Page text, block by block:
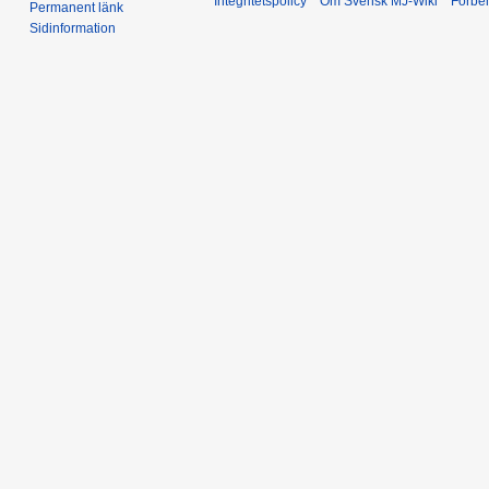
Permanent länk
Sidinformation